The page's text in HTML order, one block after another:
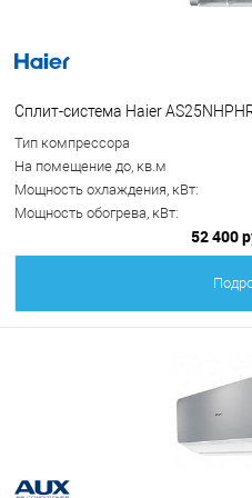
Сплит-система Haier
Тип компрессора
На помещение до, кв.м
Мощность охлаждения, кВт:
Мощность обогрева, кВт:
52 400